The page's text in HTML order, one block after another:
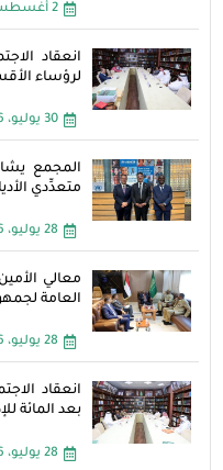
2 أغسطس، 2026
انعقاد
لرؤساء
30 يوليو، 2026
المجمع
متعدِّدي
28 يوليو، 2026
معالي
العامة
28 يوليو، 2026
انعقاد
بعد المائة
28 يوليو، 2026